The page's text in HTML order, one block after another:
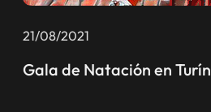
21/08/2021
Gala de Natación en Turín